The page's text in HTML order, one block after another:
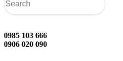
0985 103 666
0906 020 090